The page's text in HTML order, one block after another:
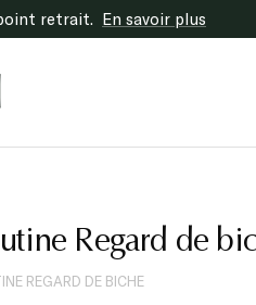
retrait. En savoir plus
Regard de
REGARD DE BICHE